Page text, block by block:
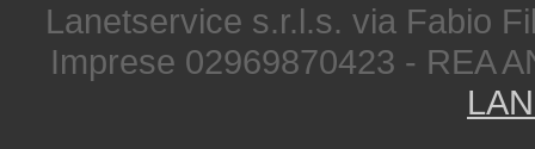
Lanetservice s.r.l.s. via Fabio
Imprese 02969870423 - REA